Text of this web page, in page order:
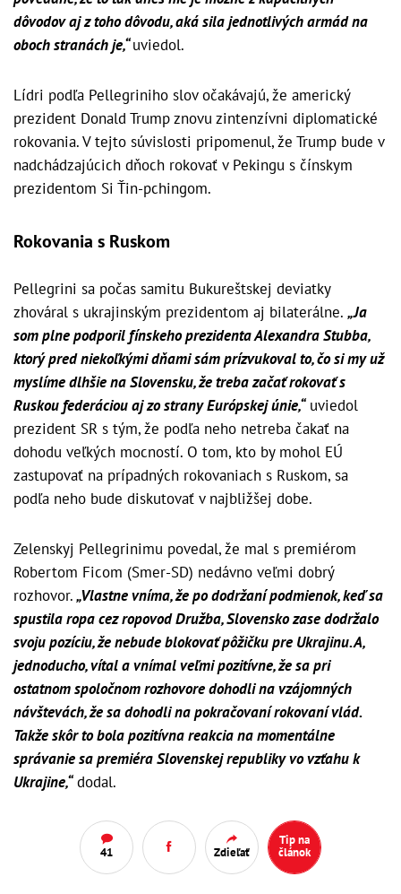
dôvodov aj z toho dôvodu, aká sila jednotlivých armád na
oboch stranách je,“uviedol.
Lídri podľa Pellegriniho slov očakávajú, že americký
prezident Donald Trump znovu zintenzívni diplomatické
rokovania. V tejto súvislosti pripomenul, že Trump bude v
nadchádzajúcich dňoch rokovať v Pekingu s čínskym
prezidentom Si Ťin-pchingom.
Rokovania s Ruskom
Pellegrini sa počas samitu Bukureštskej deviatky
zhováral s ukrajinským prezidentom aj bilaterálne. „Ja
som plne podporil fínskeho prezidenta Alexandra Stubba,
ktorý pred niekoľkými dňami sám prízvukoval to, čo si my už
myslíme dlhšie na Slovensku, že treba začať rokovať s
Ruskou federáciou aj zo strany Európskej únie,“uviedol
prezident SR s tým, že podľa neho netreba čakať na
dohodu veľkých mocností. O tom, kto by mohol EÚ
zastupovať na prípadných rokovaniach s Ruskom, sa
podľa neho bude diskutovať v najbližšej dobe.
Zelenskyj Pellegrinimu povedal, že mal s premiérom
Robertom Ficom (Smer-SD) nedávno veľmi dobrý
rozhovor.„Vlastne vníma, že po dodržaní podmienok, keď sa
spustila ropa cez ropovod Družba, Slovensko zase dodržalo
svoju pozíciu, že nebude blokovať pôžičku pre Ukrajinu. A,
jednoducho, vítal a vnímal veľmi pozitívne, že sa pri
ostatnom spoločnom rozhovore dohodli na vzájomných
návštevách, že sa dohodli na pokračovaní rokovaní vlád.
Takže skôr to bola pozitívna reakcia na momentálne
správanie sa premiéra Slovenskej republiky vo vzťahu k
Ukrajine,“dodal.
41 Zdieľať
Tip na
článok